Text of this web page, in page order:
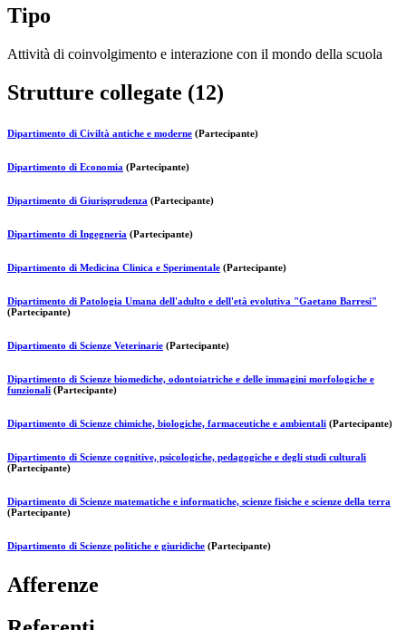
Tipo
Attività di coinvolgimento e interazione con il mondo della scuola
Strutture collegate (12)
Dipartimento di Civiltà antiche e moderne (Partecipante)
Dipartimento di Economia (Partecipante)
Dipartimento di Giurisprudenza (Partecipante)
Dipartimento di Ingegneria (Partecipante)
Dipartimento di Medicina Clinica e Sperimentale (Partecipante)
Dipartimento di Patologia Umana dell'adulto e dell'età evolutiva "Gaetano Barresi"
(Partecipante)
Dipartimento di Scienze Veterinarie (Partecipante)
Dipartimento di Scienze biomediche, odontoiatriche e delle immagini morfologiche e
funzionali (Partecipante)
Dipartimento di Scienze chimiche, biologiche, farmaceutiche e ambientali (Partecipante)
Dipartimento di Scienze cognitive, psicologiche, pedagogiche e degli studi culturali
(Partecipante)
Dipartimento di Scienze matematiche e informatiche, scienze fisiche e scienze della terra
(Partecipante)
Dipartimento di Scienze politiche e giuridiche (Partecipante)
Afferenze